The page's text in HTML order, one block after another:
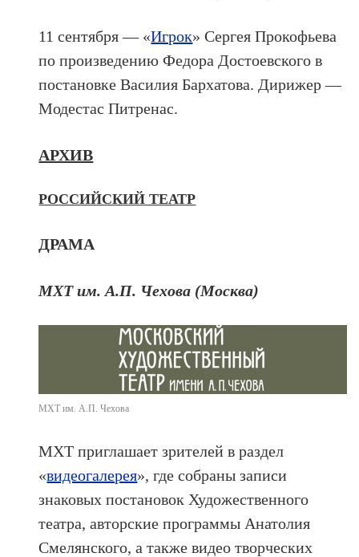
11 сентября — «Игрок» Сергея Прокофьева
по произведению Федора Достоевского в
постановке Василия Бархатова. Дирижер —
Модестас Питренас.
АРХИВ
РОССИЙСКИЙ ТЕАТР
ДРАМА
МХТ им. А.П. Чехова (Москва)
МХТ им. А.П. Чехова
МХТ приглашает зрителей в раздел
«видеогалерея», где собраны записи
знаковых постановок Художественного
театра, авторские программы Анатолия
Смелянского, а также видео творческих